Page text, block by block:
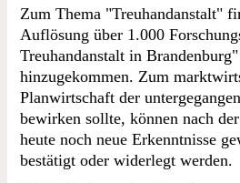
Zum Thema "Treuhandanstalt"
Auflösung über 1.000
Treuhandanstalt in
hinzugekommen. Zum
Planwirtschaft der
bewirken sollte, können nach
heute noch neue Erkenntnisse
bestätigt oder widerlegt werden.